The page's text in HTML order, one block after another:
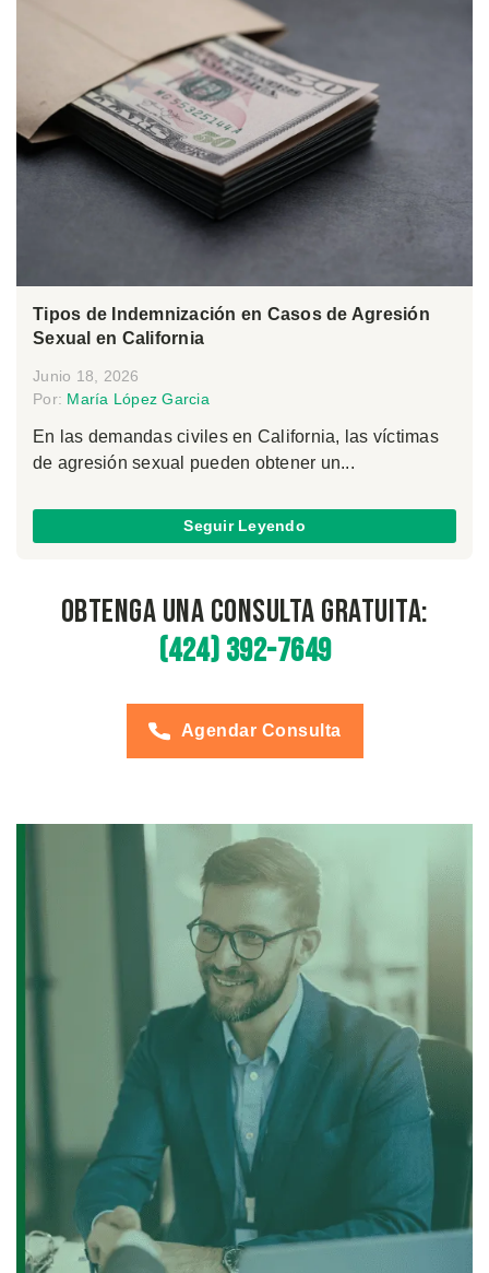
Tipos de Indemnización en Casos de Agresión
Sexual en California
Junio 18, 2026
Por: María López Garcia
En las demandas civiles en California, las víctimas
de agresión sexual pueden obtener un...
Seguir Leyendo
Obtenga una Consulta Gratuita:
(424) 392-7649
Agendar Consulta